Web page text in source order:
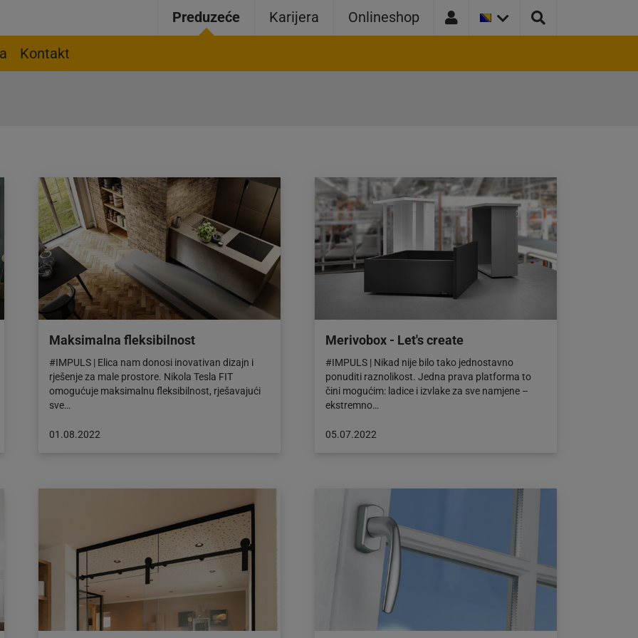
Preduzeće Karijera Onlineshop
VERZIJA
ZEMLJE:
HERCEGOVINA
Kontakt
Maksimalna fleksibilnost
#IMPULS | Elica nam donosi inovativan dizajn i
rješenje za male prostore. Nikola Tesla FIT
omogućuje maksimalnu fleksibilnost, rješavajući
sve…
Objava
01.08.2022
Merivobox - Let's create
#IMPULS | Nikad nije bilo tako jednostavno
ponuditi raznolikost. Jedna prava platforma to
čini mogućim: ladice i izvlake za sve namjene –
ekstremno…
Objava
05.07.2022